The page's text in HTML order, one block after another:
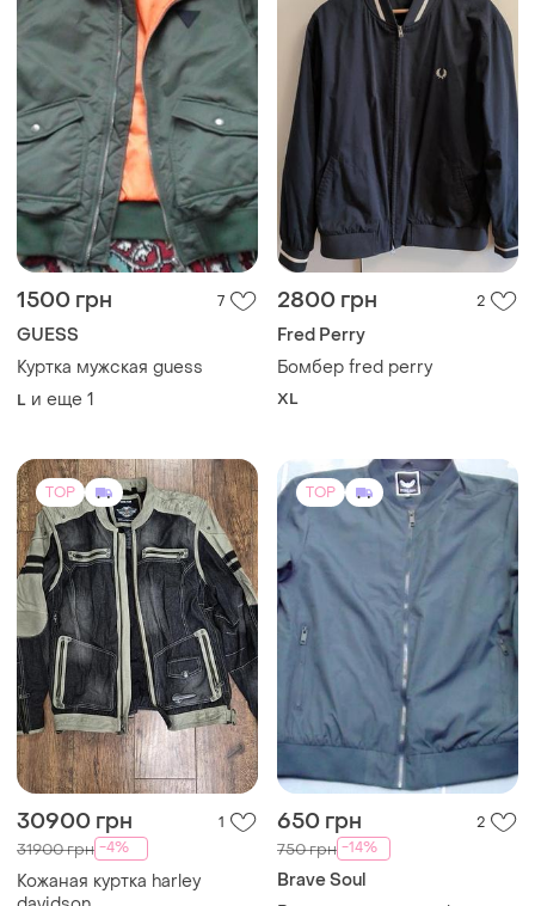
TOP
30900 грн
31900 грн
XXL
TOP
650 грн
750 грн
Ветровка мужская xl новая
L и еще
TOP